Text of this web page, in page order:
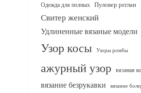
Одежда для полных Пуловер реглан
Свитер женский
Удлиненные вязаные модели
Узор косы Узоры ромбы
ажурный узор вязаная
вязание безрукавки вязание